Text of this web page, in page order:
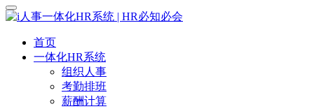
首页
一体化HR系统
组织人事
考勤排班
薪酬计算